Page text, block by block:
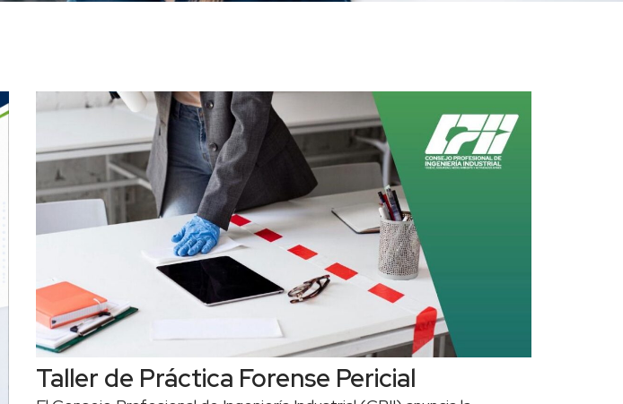
Taller de Práctica Forense Pericial